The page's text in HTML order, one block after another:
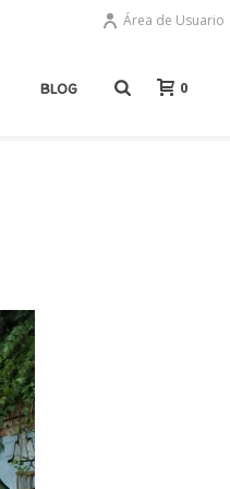
Área de Usuario
BLOG 0